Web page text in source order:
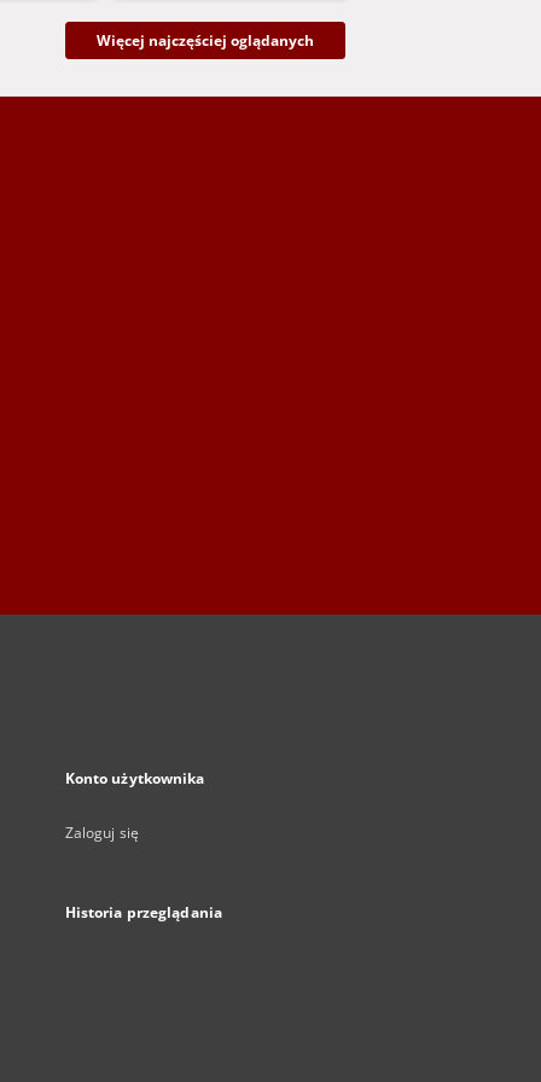
Więcej najczęściej oglądanych
Konto użytkownika
Zaloguj się
Historia przeglądania